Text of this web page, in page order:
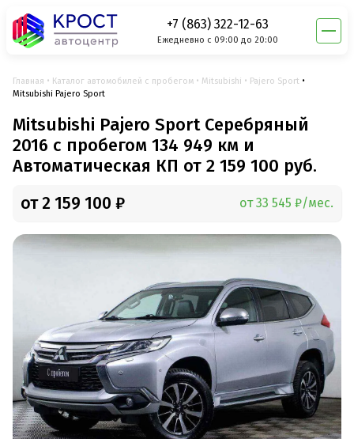
+7 (863) 322-12-63
Ежедневно с 09:00 до 20:00
Главная Каталог автомобилей с пробегом Mitsubishi
Pajero Sport
Mitsubishi Pajero Sport
Mitsubishi Pajero Sport Серебряный
2016 с пробегом 134 949 км и
Автоматическая КП от 2 159 100 руб.
от 2 159 100 ₽ от 33 545 ₽/мес.